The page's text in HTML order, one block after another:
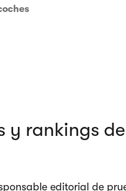
y rankings
editorial de